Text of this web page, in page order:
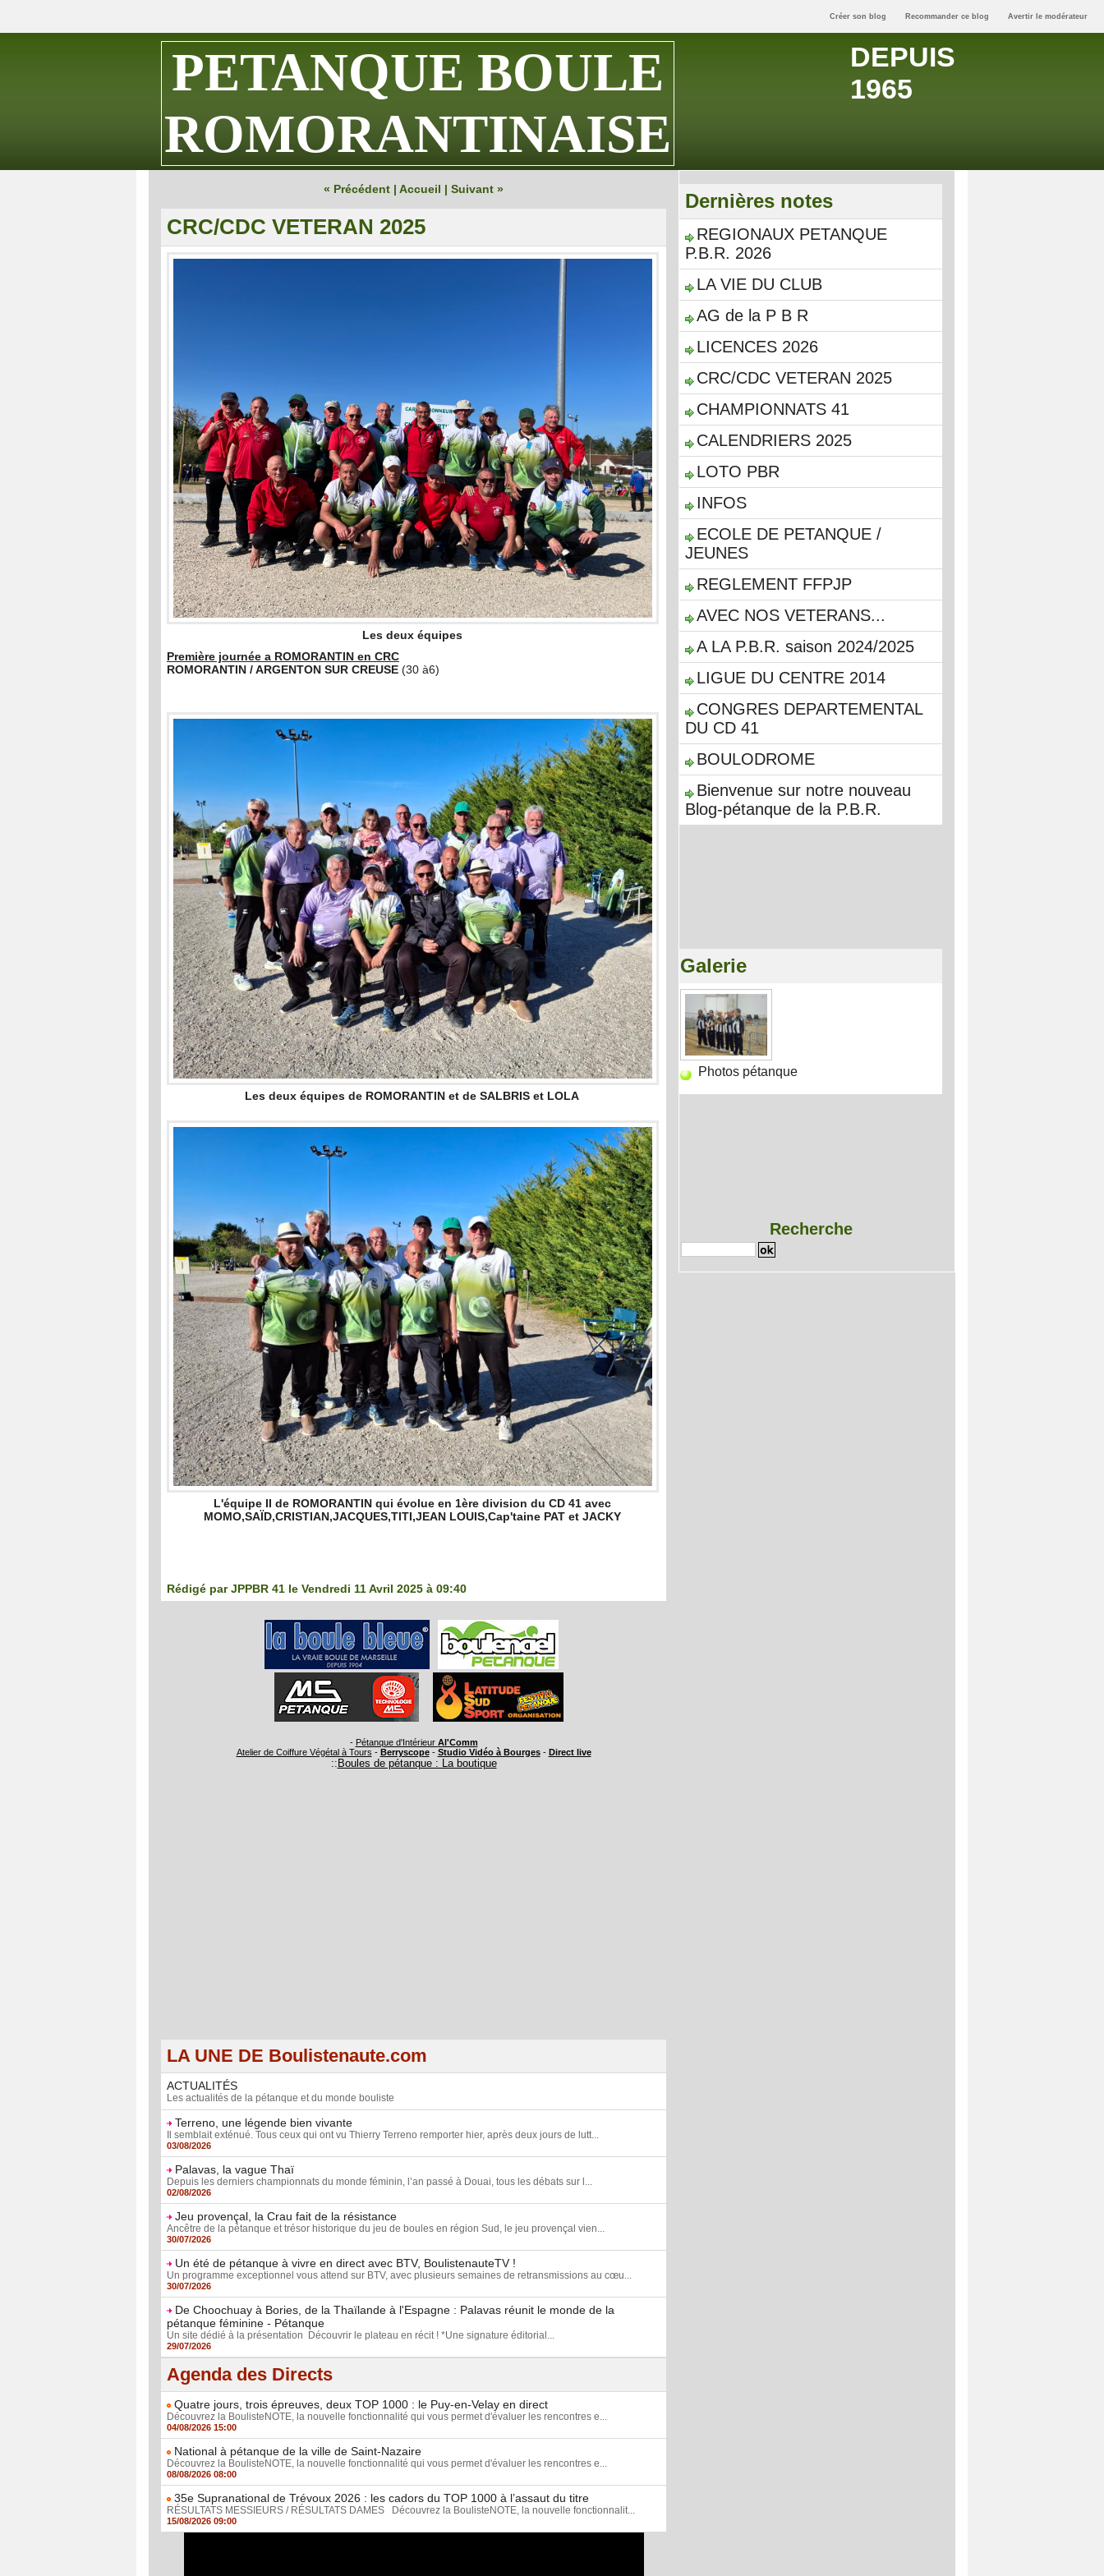
Créer son blog Recommander ce blog Avertir le modérateur
PETANQUE BOULE
ROMORANTINAISE
DEPUIS
1965
« Précédent | Accueil | Suivant »
CRC/CDC VETERAN 2025
Les deux équipes
Première journée a ROMORANTIN en CRC
ROMORANTIN / ARGENTON SUR CREUSE (30 à6)
Les deux équipes de ROMORANTIN et de SALBRIS et LOLA
L'équipe II de ROMORANTIN qui évolue en 1ère division du CD 41 avec
MOMO,SAÏD,CRISTIAN,JACQUES,TITI,JEAN LOUIS,Cap'taine PAT et JACKY
Rédigé parJPPBR 41 le Vendredi 11 Avril 2025 à 09:40
- Pétanque d'Intérieur Al'Comm
Atelier de Coiffure Végétal à Tours - Berryscope- Studio Vidéo à Bourges- Direct live
:: Boules de pétanque : La boutique
LA UNE DE Boulistenaute.com
ACTUALITÉS
Les actualités de la pétanque et du monde bouliste
Terreno, une légende bien vivante
Il semblait exténué. Tous ceux qui ont vu Thierry Terreno remporter hier, après deux jours de lutt...
03/08/2026
Palavas, la vague Thaï
Depuis les derniers championnats du monde féminin, l’an passé à Douai, tous les débats sur l...
02/08/2026
Jeu provençal, la Crau fait de la résistance
Ancêtre de la pétanque et trésor historique du jeu de boules en région Sud, le jeu provençal vien...
30/07/2026
Un été de pétanque à vivre en direct avec BTV, BoulistenauteTV !
Un programme exceptionnel vous attend sur BTV, avec plusieurs semaines de retransmissions au cœu...
30/07/2026
De Choochuay à Bories, de la Thaïlande à l'Espagne : Palavas réunit le monde de la
pétanque féminine - Pétanque
Un site dédié à la présentation Découvrir le plateau en récit ! *Une signature éditorial...
29/07/2026
Agenda des Directs
Quatre jours, trois épreuves, deux TOP 1000 : le Puy-en-Velay en direct
Découvrez la BoulisteNOTE, la nouvelle fonctionnalité qui vous permet d'évaluer les rencontres e...
04/08/2026 15:00
National à pétanque de la ville de Saint-Nazaire
Découvrez la BoulisteNOTE, la nouvelle fonctionnalité qui vous permet d'évaluer les rencontres e...
08/08/2026 08:00
35e Supranational de Trévoux 2026 : les cadors du TOP 1000 à l’assaut du titre
RÉSULTATS MESSIEURS / RÉSULTATS DAMES Découvrez la BoulisteNOTE, la nouvelle fonctionnalit...
15/08/2026 09:00
Dernières notes
REGIONAUX PETANQUE
P.B.R. 2026
LA VIE DU CLUB
AG de la P B R
LICENCES 2026
CRC/CDC VETERAN 2025
CHAMPIONNATS 41
CALENDRIERS 2025
LOTO PBR
INFOS
ECOLE DE PETANQUE /
JEUNES
REGLEMENT FFPJP
AVEC NOS VETERANS...
A LA P.B.R. saison 2024/2025
LIGUE DU CENTRE 2014
CONGRES DEPARTEMENTAL
DU CD 41
BOULODROME
Bienvenue sur notre nouveau
Blog-pétanque de la P.B.R.
Galerie
Photos pétanque
Recherche